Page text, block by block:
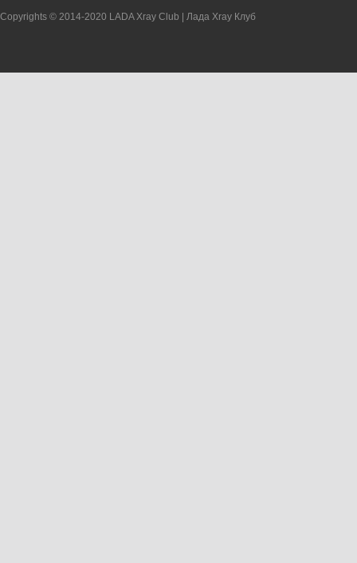
Copyrights © 2014-2020 LADA Xray Club | Лада Xray Клуб